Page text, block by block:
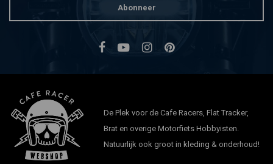
Abonneer
De Plek voor de Cafe Racers, Flat Tracker,
Brat en overige Motorfiets Hobbyisten.
Natuurlijk ook groot in kleding & onderhoud!